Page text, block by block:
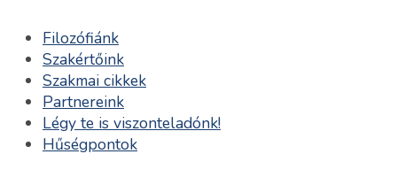
Filozófiánk
Szakértőink
Szakmai cikkek
Partnereink
Légy te is viszonteladónk!
Hűségpontok